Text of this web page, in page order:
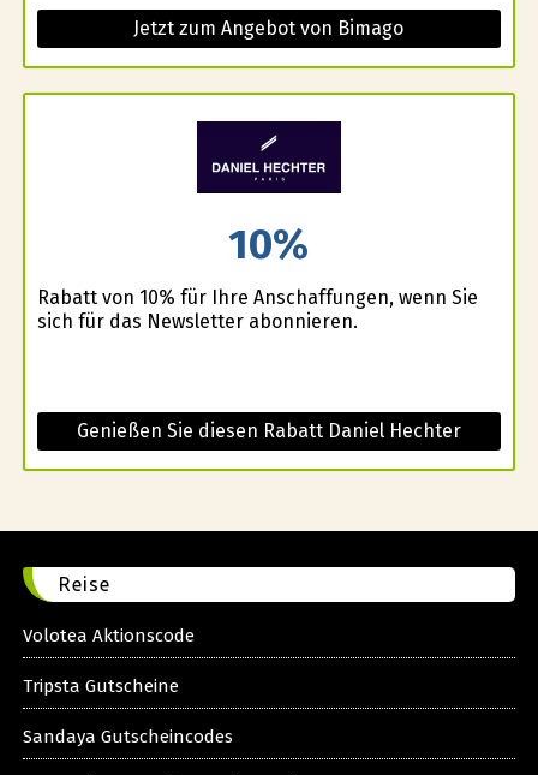
Jetzt zum Angebot von Bimago
10%
Rabatt von 10% für Ihre Anschaffungen, wenn Sie
sich für das Newsletter abonnieren.
Genießen Sie diesen Rabatt Daniel Hechter
Reise
Volotea Aktionscode
Tripsta Gutscheine
Sandaya Gutscheincodes